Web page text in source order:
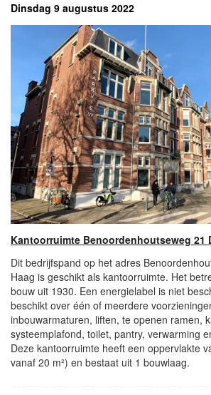
Dinsdag 9 augustus 2022
Kantoorruimte Benoordenhoutseweg 21
Dit bedrijfspand op het adres
Haag is geschikt als kantoorruimte. Het
bouw uit 1930. Een energielabel is niet
beschikt over één of meerdere
inbouwarmaturen, liften, te openen ramen,
systeemplafond, toilet, pantry, verwarming
Deze kantoorruimte heeft een oppervlakte
vanaf 20 m²) en bestaat uit 1 bouwlaag.